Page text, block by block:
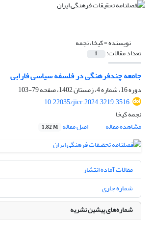
نویسنده =کیخا، نجمه
تعداد مقالات: 1
جامعه‌ چندفرهنگی در فلسفه سیاسی فارابی
دوره 16، شماره 4، زمستان 1402، صفحه
79-103
10.22035/jicr.2024.3219.3516
نجمه کیخا
مشاهده مقاله
اصل مقاله 1.82 M
مقالات آماده انتشار
شماره جاری
شماره‌های پیشین نشریه